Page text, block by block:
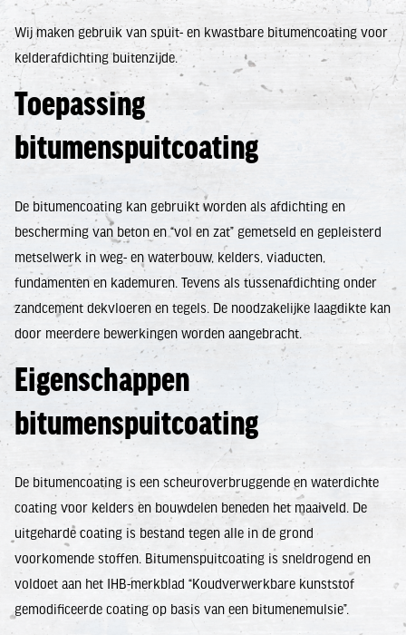
Wij maken gebruik van spuit- en kwastbare bitumencoating voor
kelderafdichting buitenzijde.
Toepassing
bitumenspuitcoating
De bitumencoating kan gebruikt worden als afdichting en
bescherming van beton en “vol en zat” gemetseld en gepleisterd
metselwerk in weg- en waterbouw, kelders, viaducten,
fundamenten en kademuren. Tevens als tussenafdichting onder
zandcement dekvloeren en tegels. De noodzakelijke laagdikte kan
door meerdere bewerkingen worden aangebracht.
Eigenschappen
bitumenspuitcoating
De bitumencoating is een scheuroverbruggende en waterdichte
coating voor kelders en bouwdelen beneden het maaiveld. De
uitgeharde coating is bestand tegen alle in de grond
voorkomende stoffen. Bitumenspuitcoating is sneldrogend en
voldoet aan het IHB-merkblad “Koudverwerkbare kunststof
gemodificeerde coating op basis van een bitumenemulsie”.